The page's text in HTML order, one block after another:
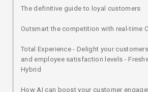
The definitive guide to loyal customers
Outsmart the competition with real-time
Total Experience - Delight your
and employee satisfaction levels -
Hybrid
How AI can boost your customer